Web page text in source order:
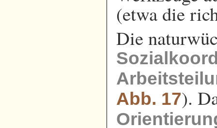
(etwa die
Die
Abb. 17).